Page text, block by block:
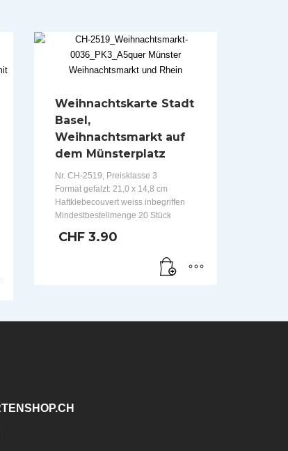
Weihnachtskarte Stadt
Basel,
Weihnachtsmarkt auf
dem Münsterplatz
Nr. CH-2519, Preisklasse 3
Format gefalzt: 21,0 x 14,8 cm
Haftklebecouvert weiss inbegriffen
Mindestbestellmenge 20 Stück
CHF 3.90